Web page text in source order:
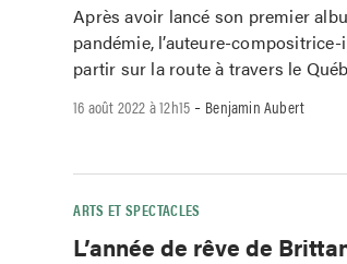
Après avoir lancé son premier
pandémie, l’auteure-
partir sur la route à travers le
16 août 2022 à 12h15 - Benjamin Aubert
ARTS ET SPECTACLES
L’année de rêve de